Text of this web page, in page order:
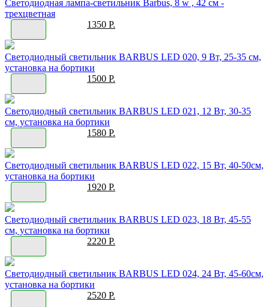
Светодиодная лампа-светильник Barbus, 8 w , 42 см -
трехцветная
1350 Р.
Светодиодный светильник BARBUS LED 020, 9 Вт, 25-35 см,
установка на бортики
1500 Р.
Светодиодный светильник BARBUS LED 021, 12 Вт, 30-35
см, установка на бортики
1580 Р.
Светодиодный светильник BARBUS LED 022, 15 Вт, 40-50см,
установка на бортики
1920 Р.
Светодиодный светильник BARBUS LED 023, 18 Вт, 45-55
см, установка на бортики
2220 Р.
Светодиодный светильник BARBUS LED 024, 24 Вт, 45-60см,
установка на бортики
2520 Р.